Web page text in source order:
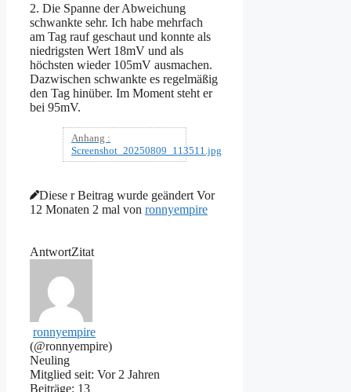
2. Die Spanne der Abweichung
schwankte sehr. Ich habe mehrfach
am Tag rauf geschaut und konnte als
niedrigsten Wert 18mV und als
höchsten wieder 105mV ausmachen.
Dazwischen schwankte es regelmäßig
den Tag hinüber. Im Moment steht er
bei 95mV.
Anhang :
Screenshot_20250809_113511.jpg
Diese r Beitrag wurde geändert Vor
12 Monaten 2 mal von ronnyempire
AntwortZitat
ronnyempire
(@ronnyempire)
Neuling
Mitglied seit: Vor 2 Jahren
Beiträge: 13